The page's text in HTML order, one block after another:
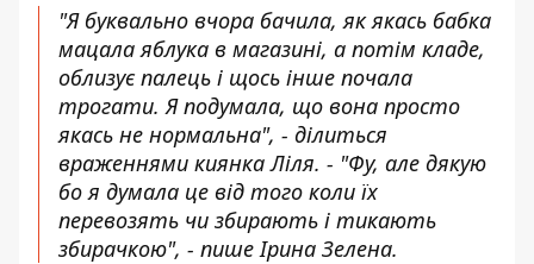
"Я буквально вчора бачила, як якась бабка
мацала яблука в магазині, а потім кладе,
облизує палець і щось інше почала
трогати. Я подумала, що вона просто
якась не нормальна", - ділиться
враженнями киянка Ліля. - "Фу, але дякую
бо я думала це від того коли їх
перевозять чи збирають і тикають
збирачкою", - пише Ірина Зелена.